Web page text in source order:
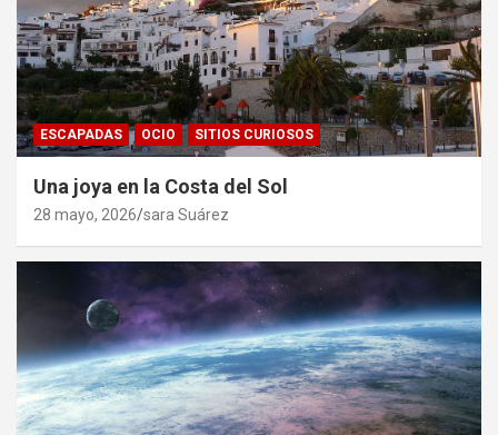
ESCAPADAS OCIO SITIOS CURIOSOS
Una joya en la Costa del Sol
28 mayo, 2026 sara Suárez